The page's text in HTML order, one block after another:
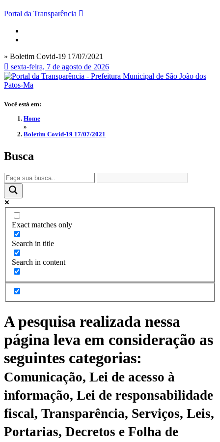
Portal da Transparência
» Boletim Covid-19 17/07/2021
sexta-feira, 7 de agosto de 2026
Você está em:
Home
»
Boletim Covid-19 17/07/2021
Busca
Exact matches only
Search in title
Search in content
A pesquisa realizada nessa
página leva em consideração as
seguintes categorias:
Comunicação, Lei de acesso à
informação, Lei de responsabilidade
fiscal, Transparência, Serviços, Leis,
Portarias, Decretos e Folha de